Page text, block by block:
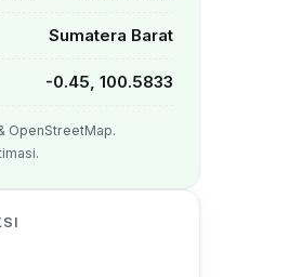
Sumatera Barat
-0.45, 100.5833
OpenStreetMap.